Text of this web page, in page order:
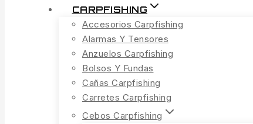
CARPFISHING
Accesorios Carpfishing
Alarmas Y Tensores
Anzuelos Carpfishing
Bolsos Y Fundas
Cañas Carpfishing
Carretes Carpfishing
Cebos Carpfishing